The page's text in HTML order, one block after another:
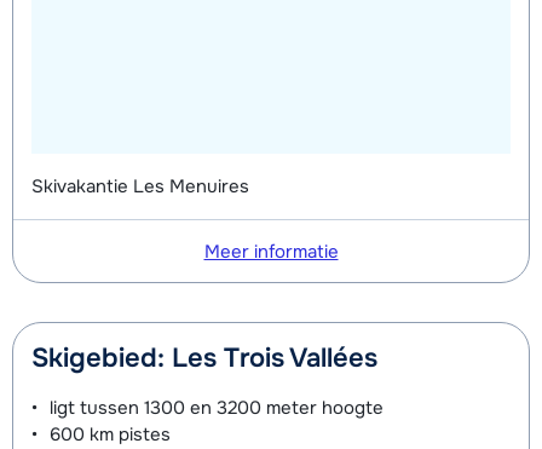
Skivakantie Les Menuires
Meer informatie
Skigebied: Les Trois Vallées
ligt tussen 1300 en 3200 meter hoogte
600 km pistes